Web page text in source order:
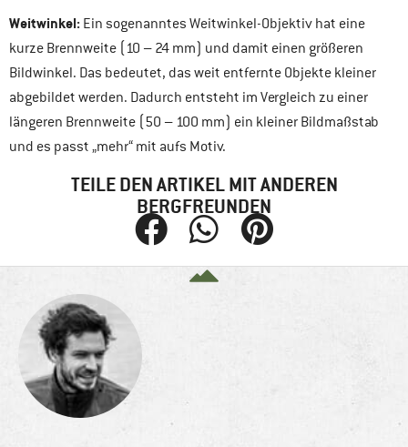
Weitwinkel: Ein sogenanntes Weitwinkel-Objektiv hat eine
kurze Brennweite (10 – 24 mm) und damit einen größeren
Bildwinkel. Das bedeutet, das weit entfernte Objekte kleiner
abgebildet werden. Dadurch entsteht im Vergleich zu einer
längeren Brennweite (50 – 100 mm) ein kleiner Bildmaßstab
und es passt „mehr“ mit aufs Motiv.
TEILE DEN ARTIKEL MIT ANDEREN
BERGFREUNDEN